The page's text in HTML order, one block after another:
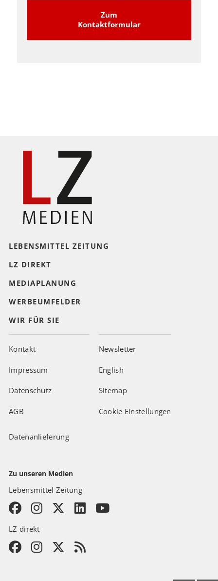
Zum
Kontaktformular
LEBENSMITTEL ZEITUNG
LZ DIREKT
MEDIAPLANUNG
WERBEUMFELDER
WIR FÜR SIE
Kontakt
Impressum
Datenschutz
AGB
Newsletter
English
Sitemap
Cookie Einstellungen
Datenanlieferung
Zu unseren Medien
Lebensmittel Zeitung
LZ direkt